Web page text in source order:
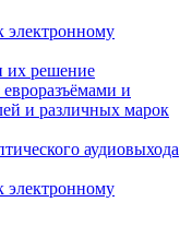
электронному
их решение
и
и различных марок
аудиовыхода
электронному